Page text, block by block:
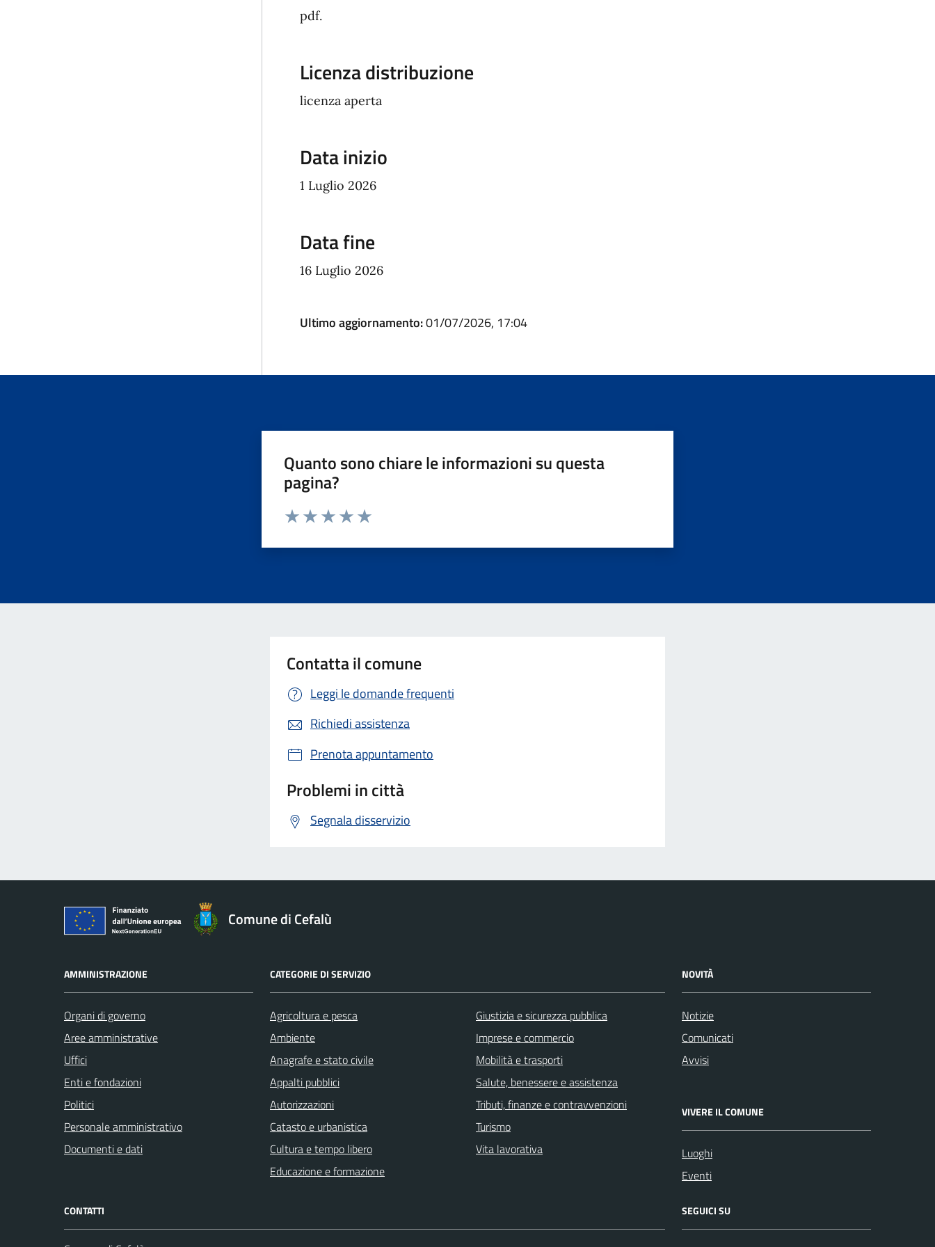
pdf.
Licenza distribuzione
licenza aperta
Data inizio
1 Luglio 2026
Data fine
16 Luglio 2026
Ultimo aggiornamento:01/07/2026, 17:04
Quanto sono chiare le informazioni su questa
pagina?
Contatta il comune
Leggi le domande frequenti
Richiedi assistenza
Prenota appuntamento
Problemi in città
Segnala disservizio
Comune di Cefalù
AMMINISTRAZIONE
Organi di governo
Aree amministrative
Uffici
Enti e fondazioni
Politici
Personale amministrativo
Documenti e dati
CATEGORIE DI SERVIZIO
Agricoltura e pesca
Ambiente
Anagrafe e stato civile
Appalti pubblici
Autorizzazioni
Catasto e urbanistica
Cultura e tempo libero
Educazione e formazione
Giustizia e sicurezza pubblica
Imprese e commercio
Mobilità e trasporti
Salute, benessere e assistenza
Tributi, finanze e contravvenzioni
Turismo
Vita lavorativa
NOVITÀ
Notizie
Comunicati
Avvisi
VIVERE IL COMUNE
Luoghi
Eventi
CONTATTI SEGUICI SU